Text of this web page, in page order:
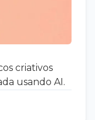
criativos
usando AI.